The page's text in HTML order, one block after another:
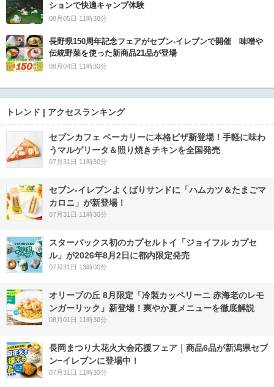
ションで快適キャンプ体験
08月05日 11時30分
長野県150周年記念フェアがセブン-イレブンで開催 味噌や
伝統野菜を使った新商品21品が登場
08月04日 11時30分
トレンド | アクセスランキング
セブンカフェ ベーカリーに本格ピザ新登場！手軽に味わ
うマルゲリータ＆照り焼きチキンを全国発売
07月31日 11時30分
セブン‐イレブンよくばりサンドに「ハムカツ＆たまごマ
カロニ」が新登場！
07月31日 11時30分
スターバックス初のカプセルトイ「ジョイフル カプセ
ル」が2026年8月2日に都内限定発売
07月31日 13時00分
オリーブの丘 8月限定「冷製カッペリーニ 赤海老のレモ
ンガーリック」新登場！爽やか夏メニューを徹底解説
08月01日 11時30分
長岡まつり大花火大会応援フェア｜商品6品が新潟県セブ
ン−イレブンに登場中！
07月31日 11時30分